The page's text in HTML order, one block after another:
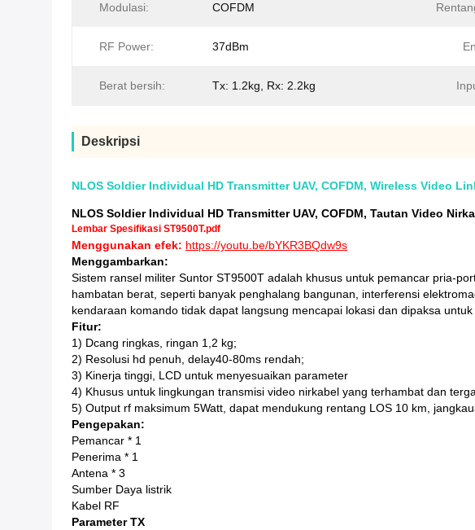
Modulasi: COFDM
RF Power: 37dBm
Berat bersih: Tx: 1.2kg, Rx: 2.2kg
Deskripsi
NLOS Soldier Individual HD Transmitter UAV, COFDM, Wireless Video
NLOS Soldier Individual HD Transmitter UAV, COFDM, Tautan Video
Lembar Spesifikasi ST9500T.pdf
Menggunakan efek: https://youtu.be/bYKR3BQdw9s
Menggambarkan:
Sistem ransel militer Suntor ST9500T adalah khusus untuk pemancar pria-
hambatan berat, seperti banyak penghalang bangunan, interferensi
kendaraan komando tidak dapat langsung mencapai lokasi dan dipaksa untuk
Fitur:
1) Dcang ringkas, ringan 1,2 kg;
2) Resolusi hd penuh, delay40-80ms rendah;
3) Kinerja tinggi, LCD untuk menyesuaikan parameter
4) Khusus untuk lingkungan transmisi video nirkabel yang terhambat dan
5) Output rf maksimum 5Watt, dapat mendukung rentang LOS 10 km,
Pengepakan:
Pemancar * 1
Penerima * 1
Antena * 3
Sumber Daya listrik
Kabel RF
Parameter TX